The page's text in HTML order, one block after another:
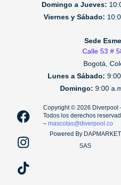
Domingo a Jueves:
Viernes y Sábado:
Sede
Calle 53 #
Bogotá,
Lunes a Sábado:
Domingo: 9:00
F
a
c
e
b
o
I
n
s
t
a
g
T
i
k
t
o
k
Copyright ©️ 2026 Diverpool
Todos los derechos
–mascotas@diverpool.co
Powered By DAPMARKET
SAS